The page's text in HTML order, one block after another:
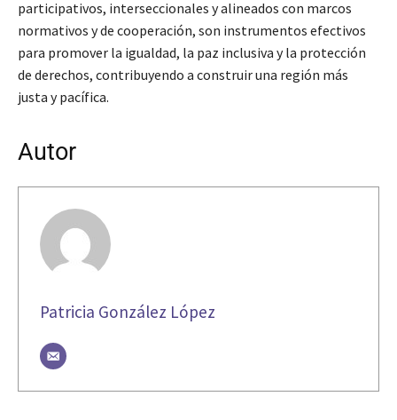
participativos, interseccionales y alineados con marcos
normativos y de cooperación, son instrumentos efectivos
para promover la igualdad, la paz inclusiva y la protección
de derechos, contribuyendo a construir una región más
justa y pacífica.
Autor
Patricia González López